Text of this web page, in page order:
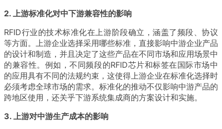
2. 上游标准化对中下游兼容性的影响
RFID行业的技术标准化在上游阶段确立，涵盖了频段、协议
等方面。上游企业选择采用哪些标准，直接影响中游企业产品
的设计和制造，并且决定了这些产品在不同市场和应用场景中
的兼容性。例如，不同频段的RFID芯片和标签在国际市场中
的应用具有不同的法规约束，这使得上游企业在标准化选择时
必须考虑全球市场的需求。标准化的推动不仅影响中游产品的
跨地区使用，还关乎下游系统集成商的方案设计和实施。
3. 上游对中游生产成本的影响